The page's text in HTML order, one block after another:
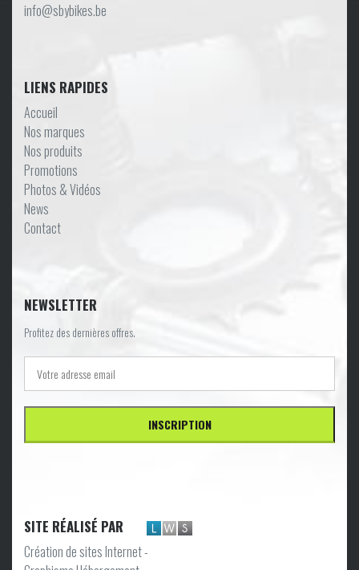
info@sbybikes.be
LIENS RAPIDES
Accueil
Nos marques
Nos produits
Promotions
Photos & Vidéos
News
Contact
NEWSLETTER
Profitez des dernières offres.
SITE RÉALISÉ PAR
Création de sites Internet -